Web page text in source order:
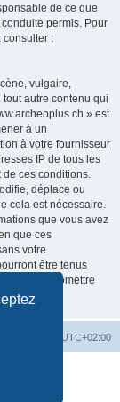
de ce que
permis. Pour
consulter :
vulgaire,
autre contenu qui
» est
à un
à votre fournisseur
IP de tous les
ces conditions.
déplace ou
cela est nécessaire.
que vous avez
que ces
votre
être tenus
à compromettre
UTC+02:00
Limited